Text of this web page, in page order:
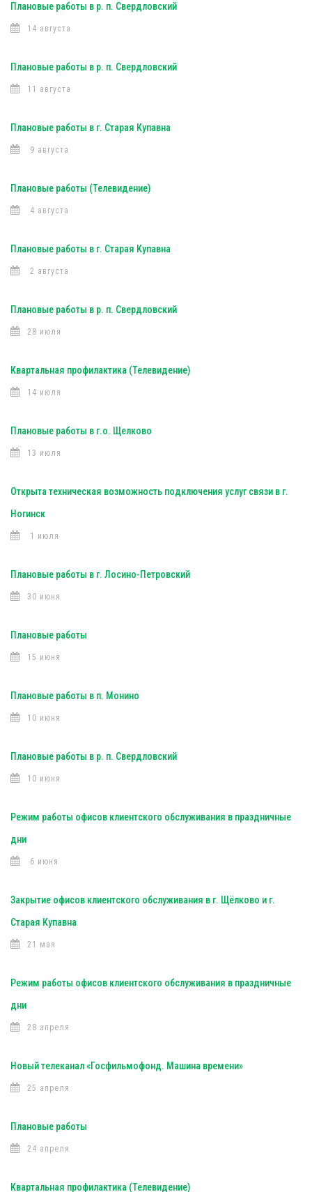
Плановые работы в р. п. Свердловский
14 августа
Плановые работы в р. п. Свердловский
11 августа
Плановые работы в г. Старая Купавна
9 августа
Плановые работы (Телевидение)
4 августа
Плановые работы в г. Старая Купавна
2 августа
Плановые работы в р. п. Свердловский
28 июля
Квартальная профилактика (Телевидение)
14 июля
Плановые работы в г.о. Щелково
13 июля
Открыта техническая возможность подключения услуг связи в г.
Ногинск
1 июля
Плановые работы в г. Лосино-Петровский
30 июня
Плановые работы
15 июня
Плановые работы в п. Монино
10 июня
Плановые работы в р. п. Свердловский
10 июня
Режим работы офисов клиентского обслуживания в праздничные
дни
6 июня
Закрытие офисов клиентского обслуживания в г. Щёлково и г.
Старая Купавна
21 мая
Режим работы офисов клиентского обслуживания в праздничные
дни
28 апреля
Новый телеканал «Госфильмофонд. Машина времени»
25 апреля
Плановые работы
24 апреля
Квартальная профилактика (Телевидение)